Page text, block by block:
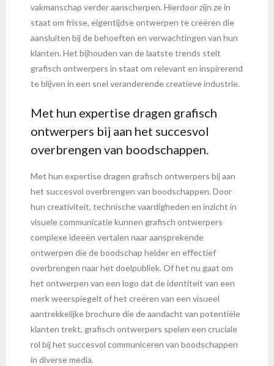
vakmanschap verder aanscherpen. Hierdoor zijn ze in
staat om frisse, eigentijdse ontwerpen te creëren die
aansluiten bij de behoeften en verwachtingen van hun
klanten. Het bijhouden van de laatste trends stelt
grafisch ontwerpers in staat om relevant en inspirerend
te blijven in een snel veranderende creatieve industrie.
Met hun expertise dragen grafisch
ontwerpers bij aan het succesvol
overbrengen van boodschappen.
Met hun expertise dragen grafisch ontwerpers bij aan
het succesvol overbrengen van boodschappen. Door
hun creativiteit, technische vaardigheden en inzicht in
visuele communicatie kunnen grafisch ontwerpers
complexe ideeën vertalen naar aansprekende
ontwerpen die de boodschap helder en effectief
overbrengen naar het doelpubliek. Of het nu gaat om
het ontwerpen van een logo dat de identiteit van een
merk weerspiegelt of het creëren van een visueel
aantrekkelijke brochure die de aandacht van potentiële
klanten trekt, grafisch ontwerpers spelen een cruciale
rol bij het succesvol communiceren van boodschappen
in diverse media.